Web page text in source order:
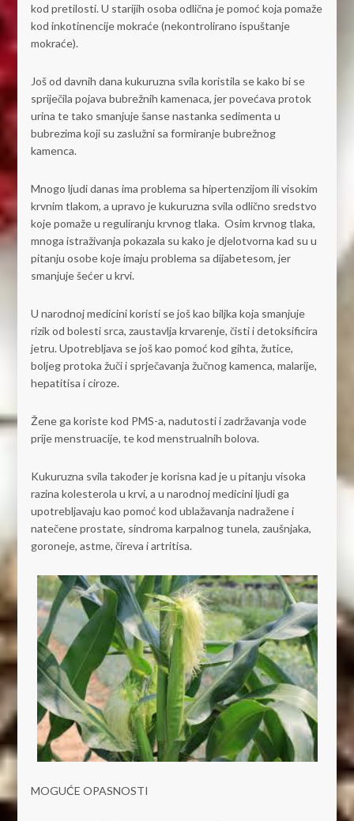
kod pretilosti. U starijih osoba odlična je pomoć koja pomaže
kod inkotinencije mokraće (nekontrolirano ispuštanje
mokraće).
Još od davnih dana kukuruzna svila koristila se kako bi se
spriječila pojava bubrežnih kamenaca, jer povećava protok
urina te tako smanjuje šanse nastanka sedimenta u
bubrezima koji su zaslužni sa formiranje bubrežnog
kamenca.
Mnogo ljudi danas ima problema sa hipertenzijom ili visokim
krvnim tlakom, a upravo je kukuruzna svila odlično sredstvo
koje pomaže u reguliranju krvnog tlaka. Osim krvnog tlaka,
mnoga istraživanja pokazala su kako je djelotvorna kad su u
pitanju osobe koje imaju problema sa dijabetesom, jer
smanjuje šećer u krvi.
U narodnoj medicini koristi se još kao biljka koja smanjuje
rizik od bolesti srca, zaustavlja krvarenje, čisti i detoksificira
jetru. Upotrebljava se još kao pomoć kod gihta, žutice,
boljeg protoka žuči i sprječavanja žučnog kamenca, malarije,
hepatitisa i ciroze.
Žene ga koriste kod PMS-a, nadutosti i zadržavanja vode
prije menstruacije, te kod menstrualnih bolova.
Kukuruzna svila također je korisna kad je u pitanju visoka
razina kolesterola u krvi, a u narodnoj medicini ljudi ga
upotrebljavaju kao pomoć kod ublažavanja nadražene i
natečene prostate, sindroma karpalnog tunela, zaušnjaka,
goroneje, astme, čireva i artritisa.
MOGUĆE OPASNOSTI